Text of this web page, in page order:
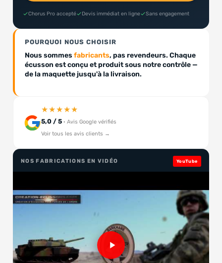
Chorus Pro accepté Devis immédiat en ligne Sans engagement
POURQUOI NOUS CHOISIR
Nous sommesfabricants, pas revendeurs. Chaque
écusson est conçu et produit sous notre contrôle —
de la maquette jusqu'à la livraison.
★★★★★
5,0 / 5· Avis Google vérifiés
Voir tous les avis clients →
NOS FABRICATIONS EN VIDÉO YouTube